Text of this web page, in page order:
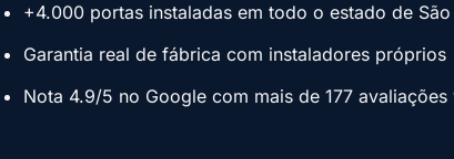
+4.000 portas instaladas em todo o estado de São
Garantia real de fábrica com instaladores próprios
Nota 4.9/5 no Google com mais de 177